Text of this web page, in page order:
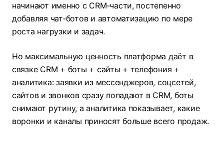
начинают именно с CRM‑части, постепенно
добавляя чат‑ботов и автоматизацию по мере
роста нагрузки и задач.
Но максимальную ценность платформа даёт в
связке CRM + боты + сайты + телефония +
аналитика: заявки из мессенджеров, соцсетей,
сайтов и звонков сразу попадают в CRM, боты
снимают рутину, а аналитика показывает, какие
воронки и каналы приносят больше всего продаж.